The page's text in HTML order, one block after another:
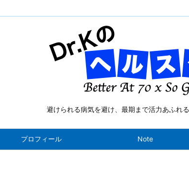
避けられる病気を避け、最期まで活力あふれ
プロフィール Note